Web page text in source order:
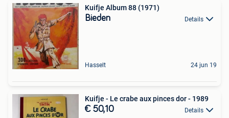
Kuifje Album 88 (1971)
Bieden Details
Hasselt 24 jun 19
Kuifje - Le crabe aux pinces dor - 1989
€ 50,10 Details